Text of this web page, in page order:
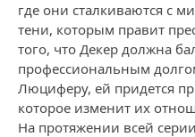
где они сталкиваются с
тени, которым правит
того, что Декер должна
профессиональным
Люциферу, ей придется
которое изменит их
На протяжении всей